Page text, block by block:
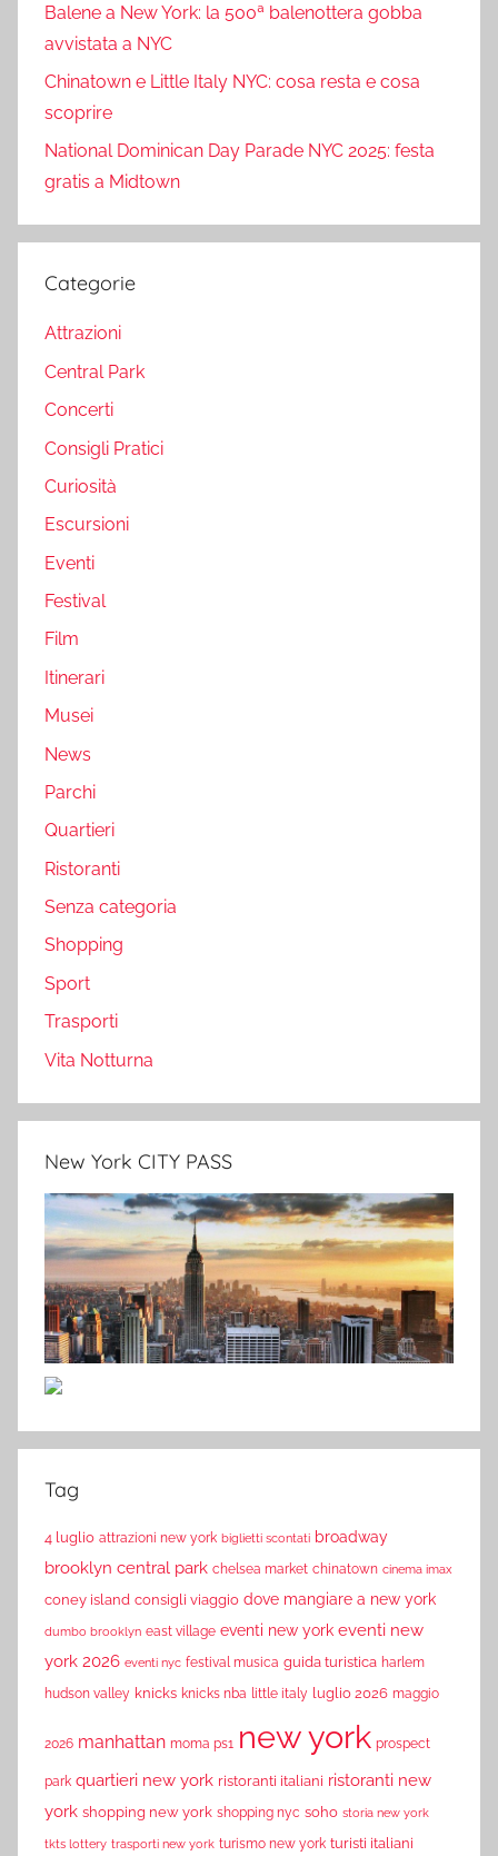
Balene a New York: la 500ª balenottera gobba
avvistata a NYC
Chinatown e Little Italy NYC: cosa resta e cosa
scoprire
National Dominican Day Parade NYC 2025: festa
gratis a Midtown
Categorie
Attrazioni
Central Park
Concerti
Consigli Pratici
Curiosità
Escursioni
Eventi
Festival
Film
Itinerari
Musei
News
Parchi
Quartieri
Ristoranti
Senza categoria
Shopping
Sport
Trasporti
Vita Notturna
New York CITY PASS
Tag
4 luglio attrazioni new york biglietti scontati broadway
brooklyn central park chelsea market chinatown cinema imax
coney island consigli viaggio dove mangiare a new york
dumbo brooklyn east village eventi new york eventi new
york 2026 eventi nyc festival musica guida turistica harlem
hudson valley knicks knicks nba little italy luglio 2026 maggio
2026 manhattan moma ps1 new york prospect
park quartieri new york ristoranti italiani ristoranti new
york shopping new york shopping nyc soho storia new york
tkts lottery trasporti new york turismo new york turisti italiani